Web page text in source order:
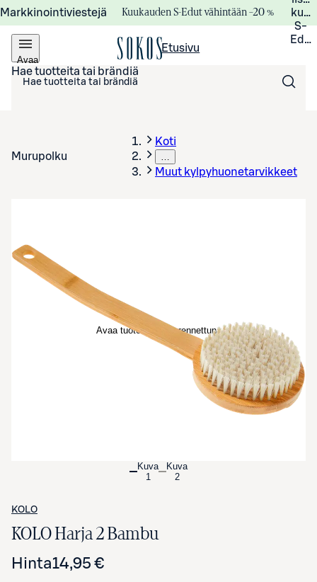
Markkinointiviestejä Kuukauden S-Edut vähintään –20 %
S-
Avaa
valikko
Etusivu
Hae tuotteita tai brändiä
Murupolku
Koti
…
Muut kylpyhuonetarvikkeet
Avaa tuotekuva suurennettuna
Kuva
1
Kuva
2
KOLO
KOLO Harja 2 Bambu
Hinta14,95 €